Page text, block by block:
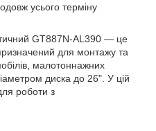
усього терміну
GT887N-AL390 — це
для монтажу та
малотоннажних
диска до 26". У цій
роботи з